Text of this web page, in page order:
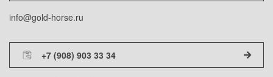
info@gold-horse.ru
+7 (908) 903 33 34